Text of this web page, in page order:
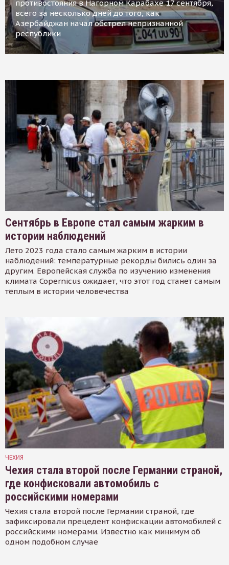
противостояния в Нагорном Карабахе 17 сентября,
всего за несколько дней до того, как
Азербайджан начал обстрел непризнанной
республики
Сентябрь в Европе стал самым жарким в
истории наблюдений
Лето 2023 года стало самым жарким в истории
наблюдений: температурные рекорды бились один за
другим. Европейская служба по изучению изменения
климата Copernicus ожидает, что этот год станет самым
тёплым в истории человечества
ЧЕХИЯ
Чехия стала второй после Германии страной,
где конфисковали автомобиль с
российскими номерами
Чехия стала второй после Германии страной, где
зафиксировали прецедент конфискации автомобилей с
российскими номерами. Известно как минимум об
одном подобном случае